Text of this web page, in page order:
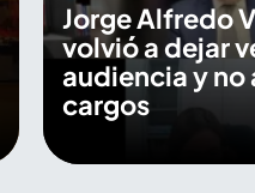
Jorge Alfredo
volvió a dejar
audiencia y
cargos